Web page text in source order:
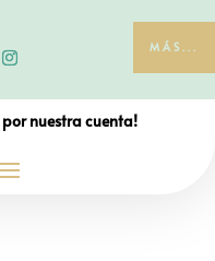
MÁS...
nuestra cuenta!